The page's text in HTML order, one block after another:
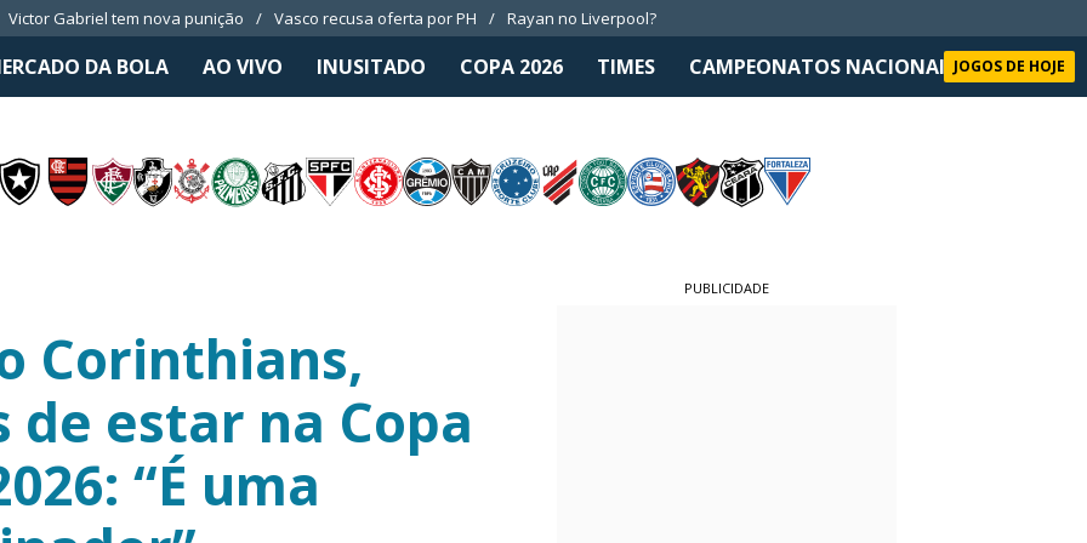
Victor Gabriel tem nova punição Vasco recusa oferta por PH Rayan no Liverpool?
DA BOLA AO VIVO INUSITADO COPA 2026 TIMES CAMPEONATOS NACIONAIS SELEÇÃO
JOGOS DE HOJE
Corinthians,
de estar na Copa
“É uma
PUBLICIDADE